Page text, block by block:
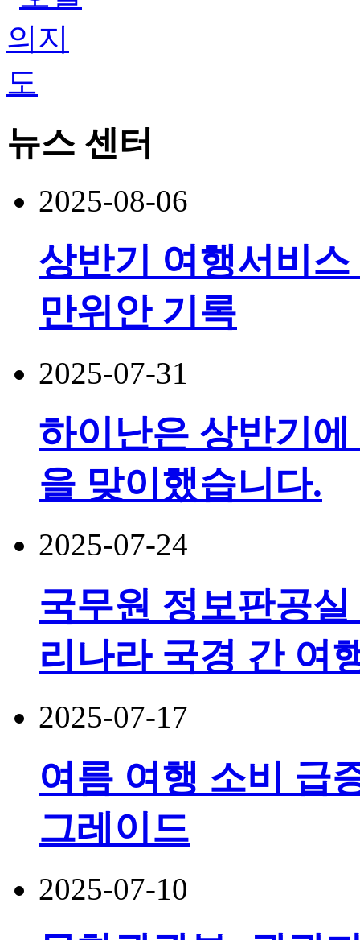
뉴스 센터
2025-08-06
상반기 여행서비스
만위안 기록
2025-07-31
하이난은 상반기에
을 맞이했습니다.
2025-07-24
국무원 정보판공
리나라 국경 간 여
2025-07-17
여름 여행 소비 급
그레이드
2025-07-10